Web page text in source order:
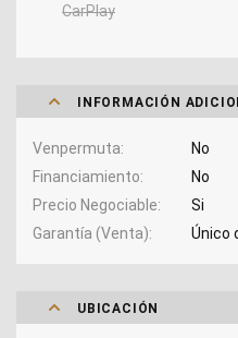
CarPlay
INFORMACIÓN
Venpermuta
No
Financiamiento
No
Precio Negociable
Si
Garantía (Venta)
Único
UBICACIÓN